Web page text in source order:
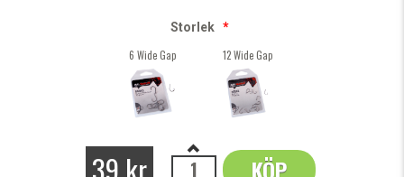
Storlek *
6 Wide Gap
12 Wide Gap
KÖP